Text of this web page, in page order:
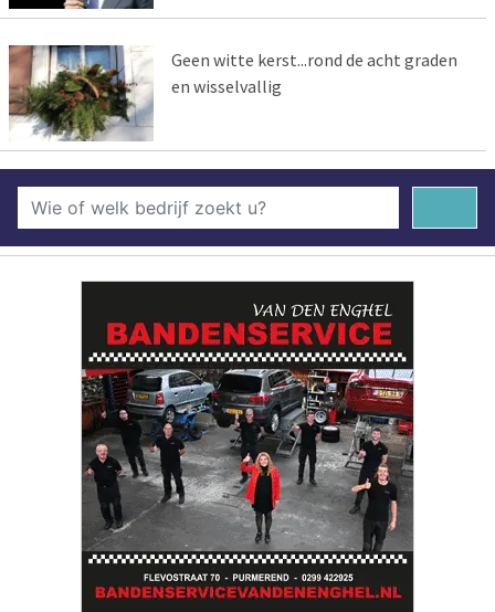
Geen witte kerst...rond de acht graden
en wisselvallig